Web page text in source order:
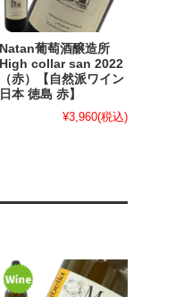
Natan葡萄酒醸造所
High collar san 2022
（赤）【自然派ワイン
日本 徳島 赤】
¥3,960(税込)